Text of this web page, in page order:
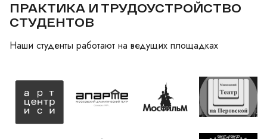
ПРАКТИКА И ТРУДОУСТРОЙСТВО
СТУДЕНТОВ
Наши студенты работают на ведущих площадках